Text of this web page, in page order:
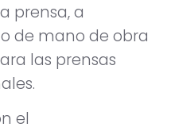
prensa, a
de mano de obra
las prensas
el